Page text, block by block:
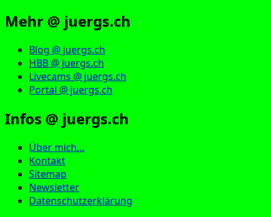
Mehr @ juergs.ch
Blog @ juergs.ch
HBB @ juergs.ch
Livecams @ juergs.ch
Portal @ juergs.ch
Infos @ juergs.ch
Über mich…
Kontakt
Sitemap
Newsletter
Datenschutzerklärung